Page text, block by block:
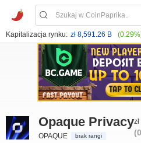
Kapitalizacja rynku: zł 8,591.26 B
Opaque Privacy
OPAQUE brak rangi